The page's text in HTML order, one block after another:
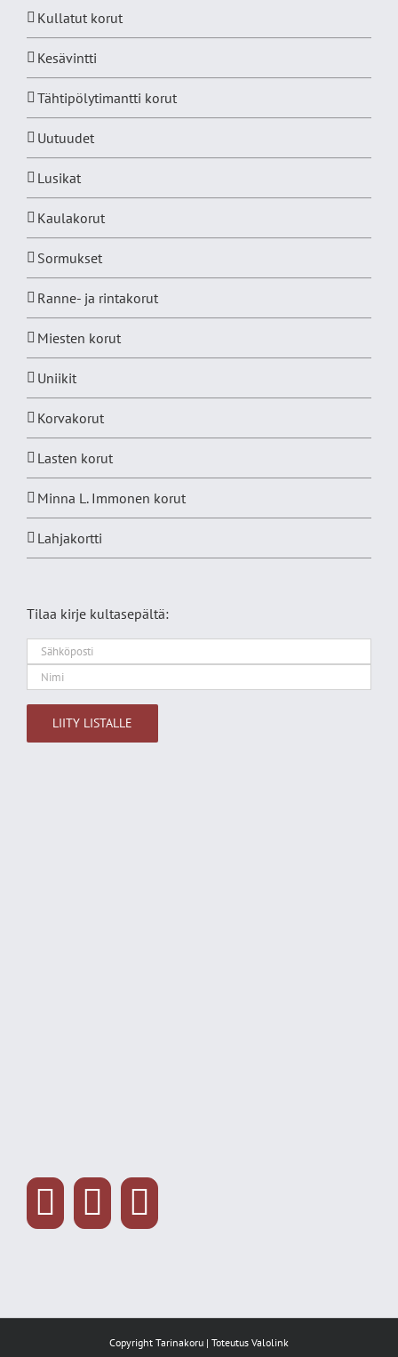
Kullatut korut
Kesävintti
Tähtipölytimantti korut
Uutuudet
Lusikat
Kaulakorut
Sormukset
Ranne- ja rintakorut
Miesten korut
Uniikit
Korvakorut
Lasten korut
Minna L. Immonen korut
Lahjakortti
Tilaa kirje kultasepältä:
Copyright Tarinakoru | Toteutus Valolink